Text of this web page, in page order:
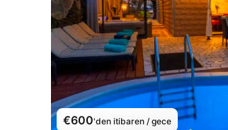
€600'den itibaren / gece